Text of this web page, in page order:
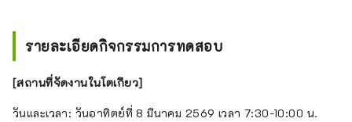
รายละเอียดกิจกรรมการทดสอบ
[สถานที่จัดงานในโตเกียว]
วันและเวลา: วันอาทิตย์ที่ 8 มีนาคม 2569 เวลา 7:30-10:00 น.